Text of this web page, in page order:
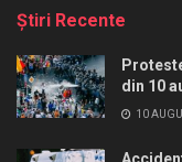
Ştiri Recente
din 10
10